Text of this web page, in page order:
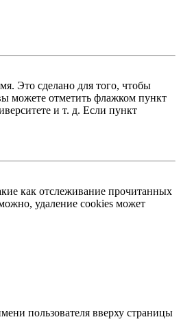
Это сделано для того, чтобы
можете отметить флажком пункт
и т. д. Если пункт
как отслеживание прочитанных
удаление cookies может
пользователя вверху страницы